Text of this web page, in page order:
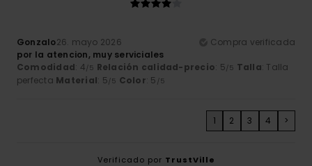
Gonzalo26. mayo 2026
Compra verificada
por la atencion, muy serviciales
Comodidad: 4/5 Relación calidad-precio: 5/5 Talla: Talla
perfecta Material: 5/5 Color: 5 /5
1 2 3 4 >
Verificado por TrustVille